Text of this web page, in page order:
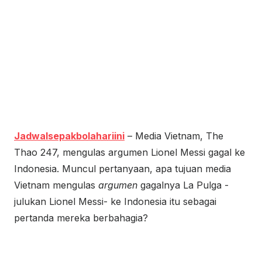
Jadwalsepakbolahariini – Media Vietnam, The
Thao 247, mengulas argumen Lionel Messi gagal ke
Indonesia. Muncul pertanyaan, apa tujuan media
Vietnam mengulas argumen gagalnya La Pulga -
julukan Lionel Messi- ke Indonesia itu sebagai
pertanda mereka berbahagia?